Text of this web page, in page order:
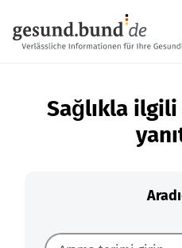
Sağlıkla ilgili